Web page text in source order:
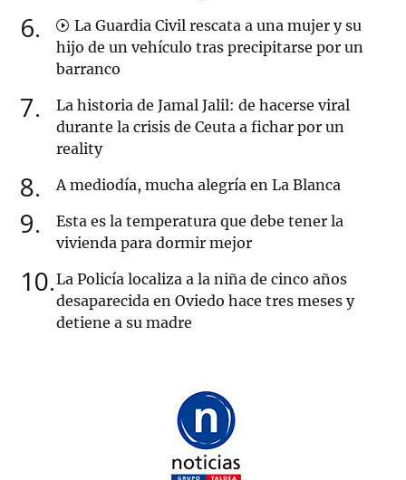
6
La Guardia Civil rescata a una mujer y su
hijo de un vehículo tras precipitarse por un
barranco
7
La historia de Jamal Jalil: de hacerse viral
durante la crisis de Ceuta a fichar por un
reality
8 A mediodía, mucha alegría en La Blanca
9
Esta es la temperatura que debe tener la
vivienda para dormir mejor
10 La Policía localiza a la niña de cinco años
desaparecida en Oviedo hace tres meses y
detiene a su madre